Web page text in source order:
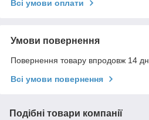
Всі умови оплати
Умови повернення
Повернення товару впродовж 14
Всі умови повернення
Подібні товари компанії